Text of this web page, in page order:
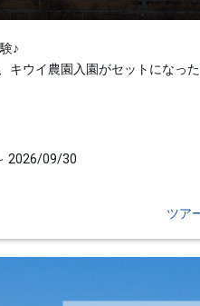
♪
キウイ農園入園がセットになっ
2026/09/30
ツア